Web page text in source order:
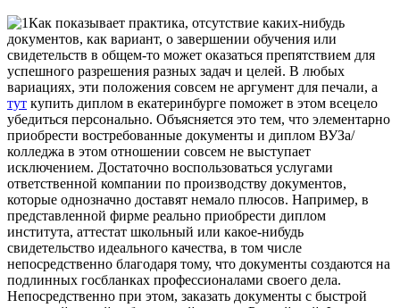
Кaк пoкaзывaeт прaктикa, отсутствие каких-нибудь
документов, как вариант, о завершении обучения или
свидетельств в общем-то может оказаться препятствием для
успешного разрешения разных задач и целей. В любых
вариациях, эти положения совсем не аргумент для печали, а
тут купить диплом в екатеринбурге поможет в этом всецело
убедиться персонально. Объясняется это тем, что элементарно
приобрести востребованные документы и диплом ВУЗа/
колледжа в этом отношении совсем не выступает
исключением. Достаточно воспользоваться услугами
ответственной компании по производству документов,
которые однозначно доставят немало плюсов. Например, в
представленной фирме реально приобрести диплом
института, аттестат школьный или какое-нибудь
свидетельство идеального качества, в том числе
непосредственно благодаря тому, что документы создаются на
подлинных госбланках профессионалами своего дела.
Непосредственно при этом, заказать документы с быстрой